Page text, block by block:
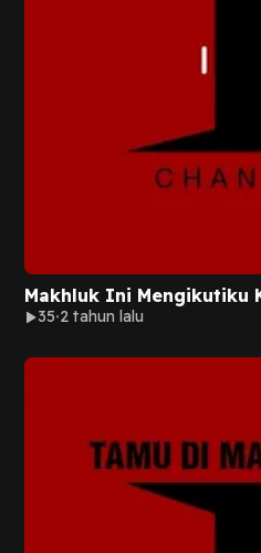
Makhluk Ini Mengikutiku
35 2 tahun lalu